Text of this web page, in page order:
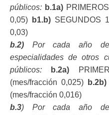
públicos: b.1a)
0,05)
b1.b) SEGUNDOS
0,03)
b.2) Por cada año de
especialidades de otros
públicos:
b.2a)
(mes/fracción 0,025)
b.2b)
(mes/fracción 0,016)
b.3) Por cada año de